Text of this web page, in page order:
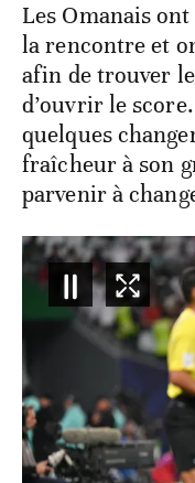
Les Omanais
la rencontre et
afin de trouver
d’ouvrir le
quelques
fraîcheur à son
parvenir à